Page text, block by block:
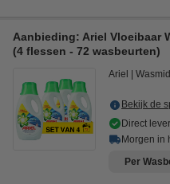
Aanbieding: Ariel Vloeibaar
(4 flessen - 72 wasbeurten)
Ariel
Bekijk de
Direct
Morgen in
Per